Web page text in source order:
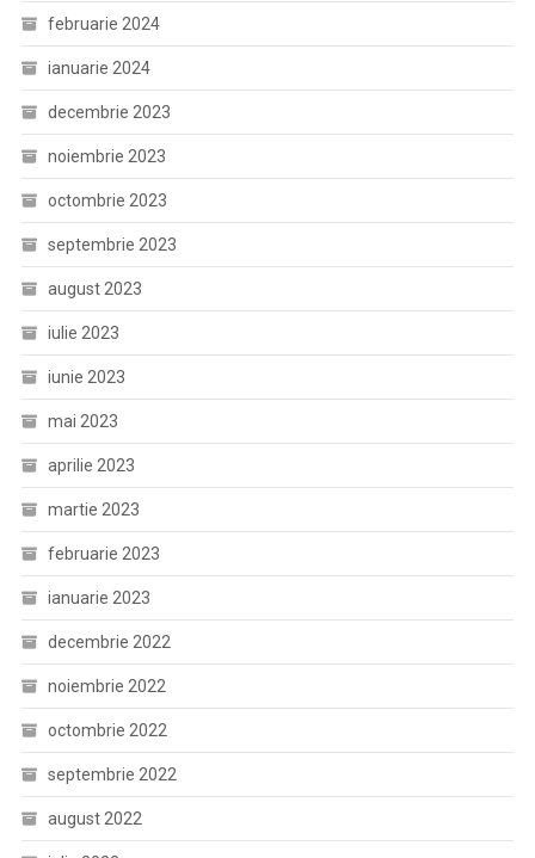
februarie 2024
ianuarie 2024
decembrie 2023
noiembrie 2023
octombrie 2023
septembrie 2023
august 2023
iulie 2023
iunie 2023
mai 2023
aprilie 2023
martie 2023
februarie 2023
ianuarie 2023
decembrie 2022
noiembrie 2022
octombrie 2022
septembrie 2022
august 2022